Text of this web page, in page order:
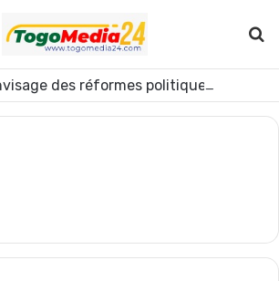
des réformes politiques